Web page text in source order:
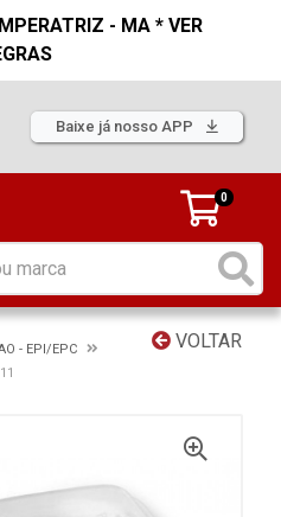
- MA * VER
Baixe já nosso APP
0
VOLTAR
- EPI/EPC